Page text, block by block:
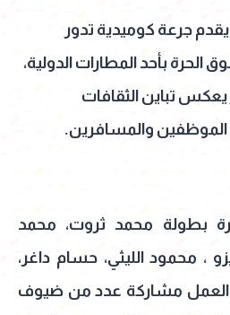
جرعة كوميدية تدور
الحرة بأحد المطارات الدولية،
تباين الثقافات
الموظفين والمسافرين.
بطولة محمد ثروت، محمد
، محمود الليثي، حسام داغر،
العمل مشاركة عدد من ضيوف